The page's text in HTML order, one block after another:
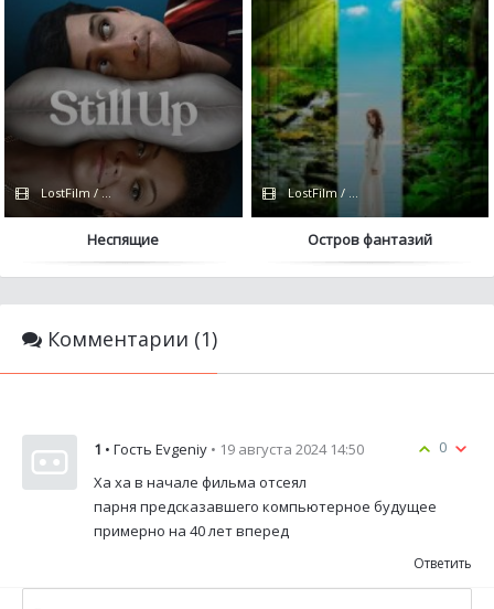
LostFilm / Сериалы 2023 / Кубик в Кубе / Apple TV+
Неспящие
LostFilm / Сериалы 2021 / FOX
Остров фантазий
Комментарии (1)
0
1 • Гость Evgeniy • 19 августа 2024 14:50
Ха ха в начале фильма отсеял
парня предсказавшего компьютерное будущее
примерно на 40 лет вперед
Ответить